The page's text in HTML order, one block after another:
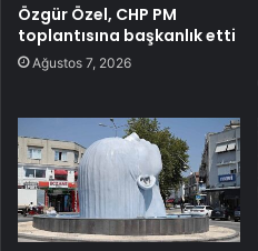
Özgür Özel, CHP PM
toplantısına başkanlık etti
Ağustos 7, 2026